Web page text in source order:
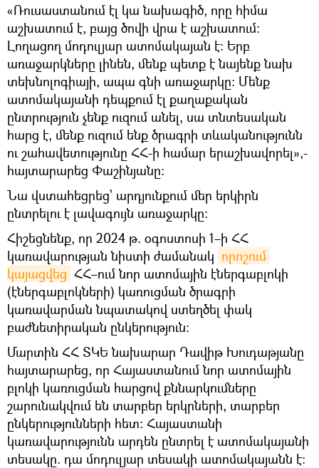
«Ռուսաստանում էլ կա նախագիծ, որը հիմա
աշխատում է, բայց ծովի վրա է աշխատում։
Լողացող մոդուլյար ատոմակայան է։ Երբ
առաջարկները լինեն, մենք պետք է նայենք նախ
տեխնոլոգիայի, ապա գնի առաջարկը։ Մենք
ատոմակայանի դեպքում էլ քաղաքական
ընտրություն չենք ուզում անել, սա տնտեսական
հարց է, մենք ուզում ենք ծրագրի տևականությունն
ու շահավետությունը ՀՀ-ի համար երաշխավորել»,-
հայտարարեց Փաշինյանը։
Նա վստահեցրեց՝ արդյունքում մեր երկիրն
ընտրելու է լավագույն առաջարկը։
Հիշեցնենք, որ 2024 թ. օգոստոսի 1–ի ՀՀ
կառավարության նիստի ժամանակ որոշում
կայացվեց ՀՀ–ում նոր ատոմային էներգաբլոկի
(էներգաբլոկների) կառուցման ծրագրի
կառավարման նպատակով ստեղծել փակ
բաժնետիրական ընկերություն։
Մարտին ՀՀ ՏԿԵ նախարար Դավիթ Խուդաթյանը
հայտարարեց, որ Հայաստանում նոր ատոմային
բլոկի կառուցման հարցով քննարկումները
շարունակվում են տարբեր երկրների, տարբեր
ընկերությունների հետ։ Հայաստանի
կառավարությունն արդեն ընտրել է ատոմակայանի
տեսակը. դա մոդուլյար տեսակի ատոմակայանն է: